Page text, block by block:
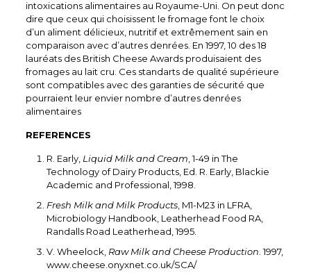
intoxications alimentaires au Royaume-Uni. On peut donc
dire que ceux qui choisissent le fromage font le choix
d’un aliment délicieux, nutritif et extrêmement sain en
comparaison avec d’autres denrées. En 1997, 10 des 18
lauréats des British Cheese Awards produisaient des
fromages au lait cru. Ces standarts de qualité supérieure
sont compatibles avec des garanties de sécurité que
pourraient leur envier nombre d’autres denrées
alimentaires
REFERENCES
R. Early, Liquid Milk and Cream , 1-49 in The
Technology of Dairy Products, Ed. R. Early, Blackie
Academic and Professional, 1998.
Fresh Milk and Milk Products, M1-M23 in LFRA,
Microbiology Handbook, Leatherhead Food RA,
Randalls Road Leatherhead, 1995.
V. Wheelock, Raw Milk and Cheese Production . 1997,
www.cheese.onyxnet.co.uk/SCA/